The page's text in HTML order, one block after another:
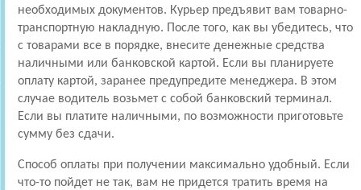
необходимых документов. Курьер предъявит вам товарно-
транспортную накладную. После того, как вы убедитесь, что
с товарами все в порядке, внесите денежные средства
наличными или банковской картой. Если вы планируете
оплату картой, заранее предупредите менеджера. В этом
случае водитель возьмет с собой банковский терминал.
Если вы платите наличными, по возможности приготовьте
сумму без сдачи.
Способ оплаты при получении максимально удобный. Если
что-то пойдет не так, вам не придется тратить время на